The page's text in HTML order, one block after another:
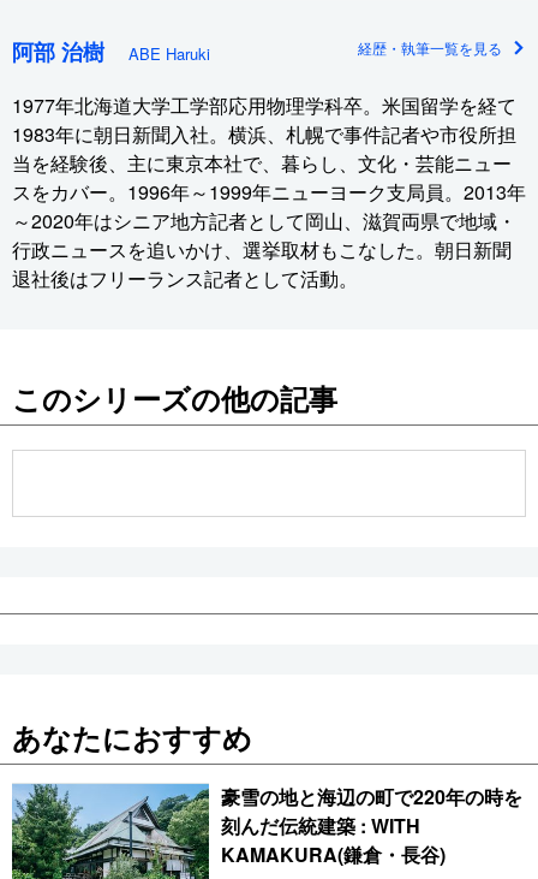
阿部 治樹 ABE Haruki 経歴・執筆一覧を見る
1977年北海道大学工学部応用物理学科卒。米国留学を経て
1983年に朝日新聞入社。横浜、札幌で事件記者や市役所担
当を経験後、主に東京本社で、暮らし、文化・芸能ニュー
スをカバー。1996年～1999年ニューヨーク支局員。2013年
～2020年はシニア地方記者として岡山、滋賀両県で地域・
行政ニュースを追いかけ、選挙取材もこなした。朝日新聞
退社後はフリーランス記者として活動。
このシリーズの他の記事
あなたにおすすめ
豪雪の地と海辺の町で220年の時を
刻んだ伝統建築 : WITH
KAMAKURA(鎌倉・長谷)